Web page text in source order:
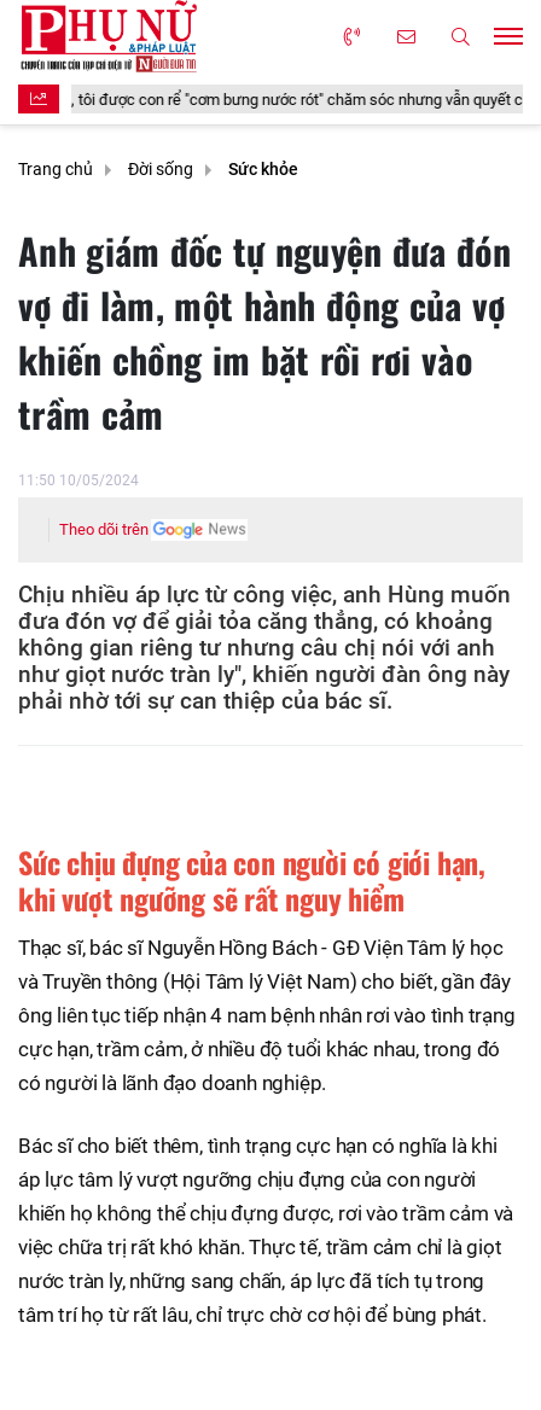
bưng nước rót" chăm sóc nhưng vẫn quyết chuyển vào viện dưỡng lão
Trang chủ Đời sống Sức khỏe
Anh giám đốc tự nguyện đưa đón
vợ đi làm, một hành động của vợ
khiến chồng im bặt rồi rơi vào
trầm cảm
11:50 10/05/2024
Theo dõi trên
Chịu nhiều áp lực từ công việc, anh Hùng muốn
đưa đón vợ để giải tỏa căng thẳng, có khoảng
không gian riêng tư nhưng câu chị nói với anh
như giọt nước tràn ly", khiến người đàn ông này
phải nhờ tới sự can thiệp của bác sĩ.
Sức chịu đựng của con người có giới hạn,
khi vượt ngưỡng sẽ rất nguy hiểm
Thạc sĩ, bác sĩ Nguyễn Hồng Bách - GĐ Viện Tâm lý học
và Truyền thông (Hội Tâm lý Việt Nam) cho biết, gần đây
ông liên tục tiếp nhận 4 nam bệnh nhân rơi vào tình trạng
cực hạn, trầm cảm, ở nhiều độ tuổi khác nhau, trong đó
có người là lãnh đạo doanh nghiệp.
Bác sĩ cho biết thêm, tình trạng cực hạn có nghĩa là khi
áp lực tâm lý vượt ngưỡng chịu đựng của con người
khiến họ không thể chịu đựng được, rơi vào trầm cảm và
việc chữa trị rất khó khăn. Thực tế, trầm cảm chỉ là giọt
nước tràn ly, những sang chấn, áp lực đã tích tụ trong
tâm trí họ từ rất lâu, chỉ trực chờ cơ hội để bùng phát.